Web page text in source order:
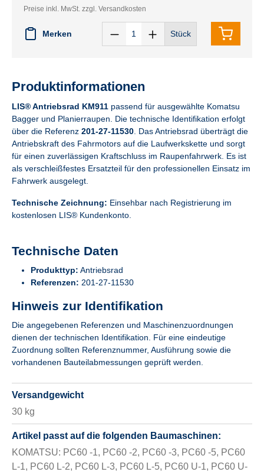
Preise inkl. MwSt. zzgl. Versandkosten
Merken Stück
Produktinformationen
LIS® Antriebsrad KM911 passend für ausgewählte Komatsu
Bagger und Planierraupen. Die technische Identifikation erfolgt
über die Referenz 201-27-11530 . Das Antriebsrad überträgt die
Antriebskraft des Fahrmotors auf die Laufwerkskette und sorgt
für einen zuverlässigen Kraftschluss im Raupenfahrwerk. Es ist
als verschleißfestes Ersatzteil für den professionellen Einsatz im
Fahrwerk ausgelegt.
Technische Zeichnung: Einsehbar nach Registrierung im
kostenlosen LIS® Kundenkonto.
Technische Daten
Produkttyp: Antriebsrad
Referenzen: 201-27-11530
Hinweis zur Identifikation
Die angegebenen Referenzen und Maschinenzuordnungen
dienen der technischen Identifikation. Für eine eindeutige
Zuordnung sollten Referenznummer, Ausführung sowie die
vorhandenen Bauteilabmessungen geprüft werden.
Versandgewicht
30 kg
Artikel passt auf die folgenden Baumaschinen:
KOMATSU: PC60 -1, PC60 -2, PC60 -3, PC60 -5, PC60
L-1, PC60 L-2, PC60 L-3, PC60 L-5, PC60 U-1, PC60 U-